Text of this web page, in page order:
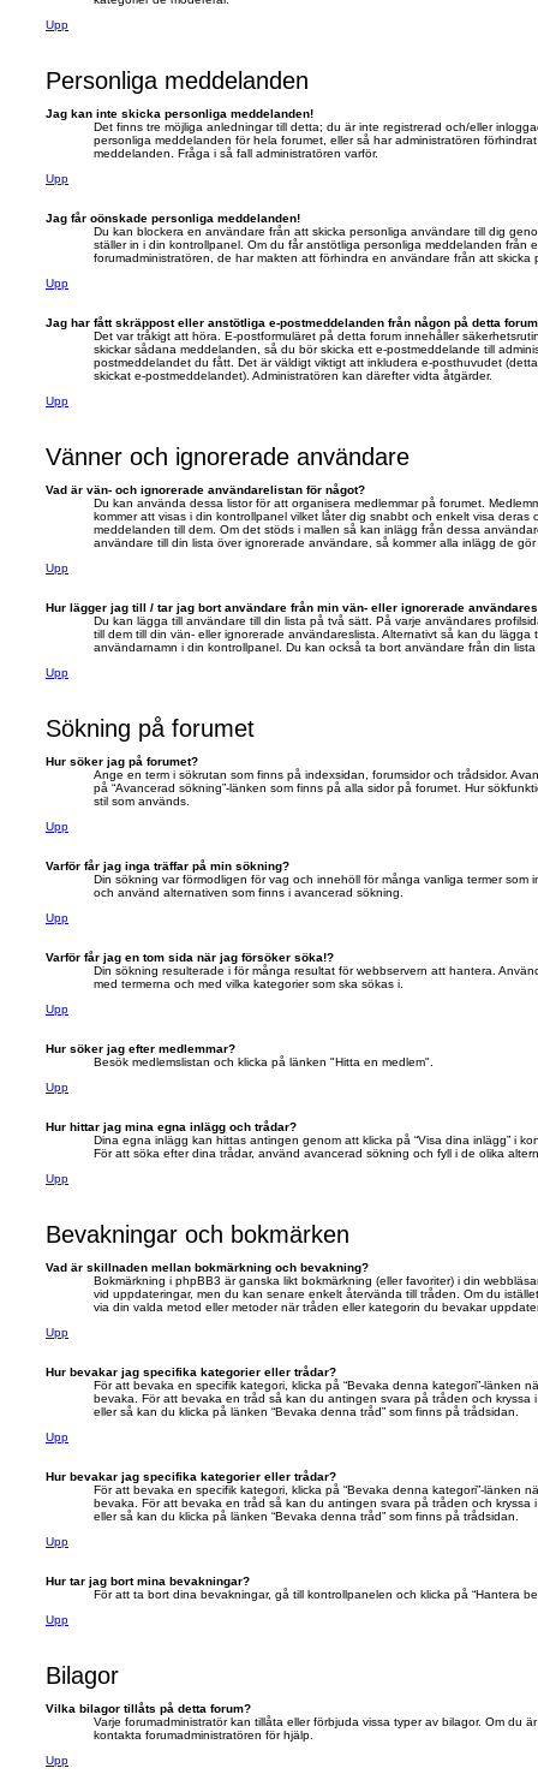
Upp
Personliga meddelanden
Jag kan inte skicka personliga meddelanden!
Det finns tre möjliga anledningar till detta; du är inte registrerad och/eller
personliga meddelanden för hela forumet, eller så har administratören
meddelanden. Fråga i så fall administratören varför.
Upp
Jag får oönskade personliga meddelanden!
Du kan blockera en användare från att skicka personliga användare till dig
ställer in i din kontrollpanel. Om du får anstötliga personliga meddelanden från
forumadministratören, de har makten att förhindra en användare från att
Upp
Jag har fått skräppost eller anstötliga e-postmeddelanden från någon på detta
Det var tråkigt att höra. E-postformuläret på detta forum innehåller
skickar sådana meddelanden, så du bör skicka ett e-postmeddelande till
postmeddelandet du fått. Det är väldigt viktigt att inkludera e-posthuvudet
skickat e-postmeddelandet). Administratören kan därefter vidta åtgärder.
Upp
Vänner och ignorerade användare
Vad är vän- och ignorerade användarelistan för något?
Du kan använda dessa listor för att organisera medlemmar på forumet.
kommer att visas i din kontrollpanel vilket låter dig snabbt och enkelt visa deras
meddelanden till dem. Om det stöds i mallen så kan inlägg från dessa
användare till din lista över ignorerade användare, så kommer alla inlägg de
Upp
Hur lägger jag till / tar jag bort användare från min vän- eller ignorerade
Du kan lägga till användare till din lista på två sätt. På varje användares
till dem till din vän- eller ignorerade användareslista. Alternativt så kan du
användarnamn i din kontrollpanel. Du kan också ta bort användare från din
Upp
Sökning på forumet
Hur söker jag på forumet?
Ange en term i sökrutan som finns på indexsidan, forumsidor och trådsidor.
på “Avancerad sökning”-länken som finns på alla sidor på forumet. Hur
stil som används.
Upp
Varför får jag inga träffar på min sökning?
Din sökning var förmodligen för vag och innehöll för många vanliga termer som
och använd alternativen som finns i avancerad sökning.
Upp
Varför får jag en tom sida när jag försöker söka!?
Din sökning resulterade i för många resultat för webbservern att hantera.
med termerna och med vilka kategorier som ska sökas i.
Upp
Hur söker jag efter medlemmar?
Besök medlemslistan och klicka på länken "Hitta en medlem".
Upp
Hur hittar jag mina egna inlägg och trådar?
Dina egna inlägg kan hittas antingen genom att klicka på “Visa dina inlägg” i
För att söka efter dina trådar, använd avancerad sökning och fyll i de olika
Upp
Bevakningar och bokmärken
Vad är skillnaden mellan bokmärkning och bevakning?
Bokmärkning i phpBB3 är ganska likt bokmärkning (eller favoriter) i din
vid uppdateringar, men du kan senare enkelt återvända till tråden. Om du
via din valda metod eller metoder när tråden eller kategorin du bevakar
Upp
Hur bevakar jag specifika kategorier eller trådar?
För att bevaka en specifik kategori, klicka på “Bevaka denna kategori”-länken
bevaka. För att bevaka en tråd så kan du antingen svara på tråden och kryssa
eller så kan du klicka på länken “Bevaka denna tråd” som finns på trådsidan.
Upp
Hur bevakar jag specifika kategorier eller trådar?
För att bevaka en specifik kategori, klicka på “Bevaka denna kategori”-länken
bevaka. För att bevaka en tråd så kan du antingen svara på tråden och kryssa
eller så kan du klicka på länken “Bevaka denna tråd” som finns på trådsidan.
Upp
Hur tar jag bort mina bevakningar?
För att ta bort dina bevakningar, gå till kontrollpanelen och klicka på “Hantera
Upp
Bilagor
Vilka bilagor tillåts på detta forum?
Varje forumadministratör kan tillåta eller förbjuda vissa typer av bilagor. Om du
kontakta forumadministratören för hjälp.
Upp